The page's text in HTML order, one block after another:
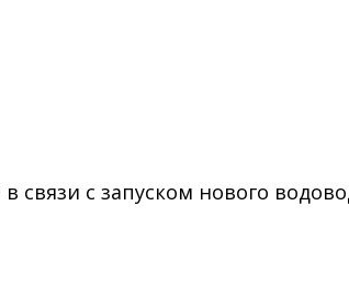
связи с запуском нового